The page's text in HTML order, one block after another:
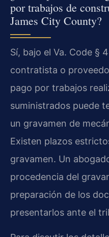
por trabajos de
James City County?
Sí, bajo el Va. Code §
contratista o
pago por trabajos
suministrados puede
un gravamen de
Existen plazos
gravamen. Un
procedencia del
preparación de los
presentarlos ante el